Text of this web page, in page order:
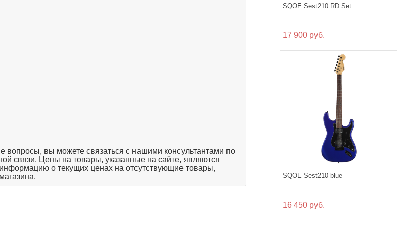
SQOE Sest210 RD Set
17 900 руб.
SQOE Sest210 blue
16 450 руб.
вопросы, вы можете связаться с нашими консультантами по
связи. Цены на товары, указанные на сайте, являются
о текущих ценах на отсутствующие товары,